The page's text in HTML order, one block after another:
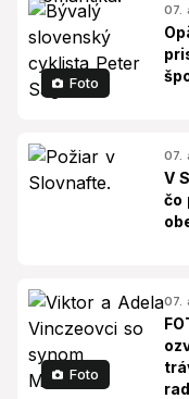
Foto
07.
07.
V
čo
Foto
07.